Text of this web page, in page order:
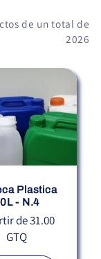
de un total de
2026
Plastica
- N.4
de 31.00
GTQ